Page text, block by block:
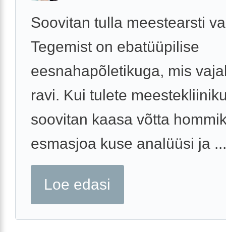
Soovitan tulla meestearsti
Tegemist on ebatüüpilise
eesnahapõletikuga, mis
ravi. Kui tulete
soovitan kaasa võtta
esmasjoa kuse analüüsi ja ...
Loe edasi